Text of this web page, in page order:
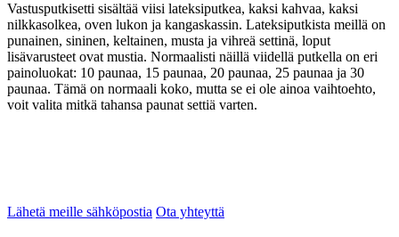
Vastusputkisetti sisältää viisi lateksiputkea, kaksi kahvaa, kaksi
nilkkasolkea, oven lukon ja kangaskassin. Lateksiputkista meillä on
punainen, sininen, keltainen, musta ja vihreä settinä, loput
lisävarusteet ovat mustia. Normaalisti näillä viidellä putkella on eri
painoluokat: 10 paunaa, 15 paunaa, 20 paunaa, 25 paunaa ja 30
paunaa. Tämä on normaali koko, mutta se ei ole ainoa vaihtoehto,
voit valita mitkä tahansa paunat settiä varten.
Lähetä meille sähköpostia Ota yhteyttä